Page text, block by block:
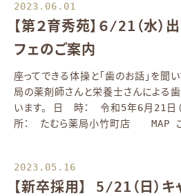
2023.06.01
【第２育秀苑】６/21（水
フェのご案内
座ってできる体操と「歯のお話」を聞
局の薬剤師さんと栄養士さんによる
います。 日 時： 令和5年6月21日
所： たむら薬局小竹町店 MAP
2023.05.16
【新卒採用】 5/21（日）